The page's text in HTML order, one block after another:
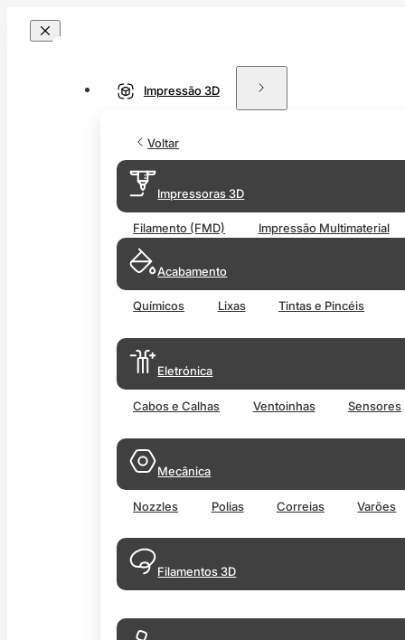
Impressão 3D
Voltar
Impressoras 3D
Filamento (FMD) Impressão Multimaterial
Acabamento
Químicos Lixas Tintas e Pincéis
Eletrónica
Cabos e Calhas Ventoinhas Sensores
Mecânica
Nozzles Polias Correias Varões
Filamentos 3D